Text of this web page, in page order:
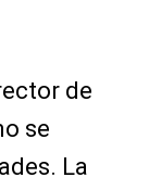
de
se
La